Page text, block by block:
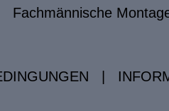
Fachmännische